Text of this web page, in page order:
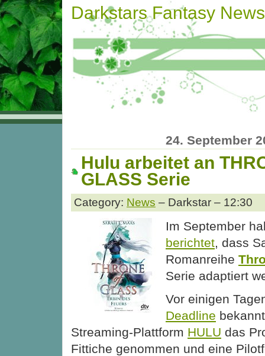
Darkstars Fantasy News
24. September
Hulu arbeitet an
GLASS Serie
Category: News – Darkstar – 12:30
Im September
berichtet, dass
Romanreihe
Serie adaptiert
Vor einigen
Deadline
Streaming-Plattform HULU das
Fittiche genommen und eine